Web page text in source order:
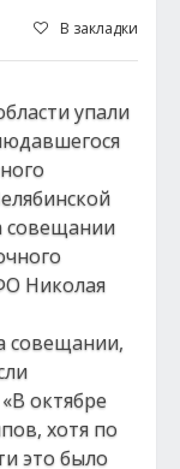
В закладки
упали
совещании
Николая
совещании,
октябре
хотя по
это было